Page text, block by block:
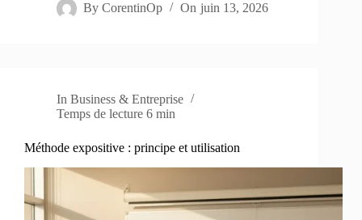
By CorentinOp On juin 13, 2026
In Business & Entreprise
Temps de lecture 6 min
Méthode expositive : principe et utilisation